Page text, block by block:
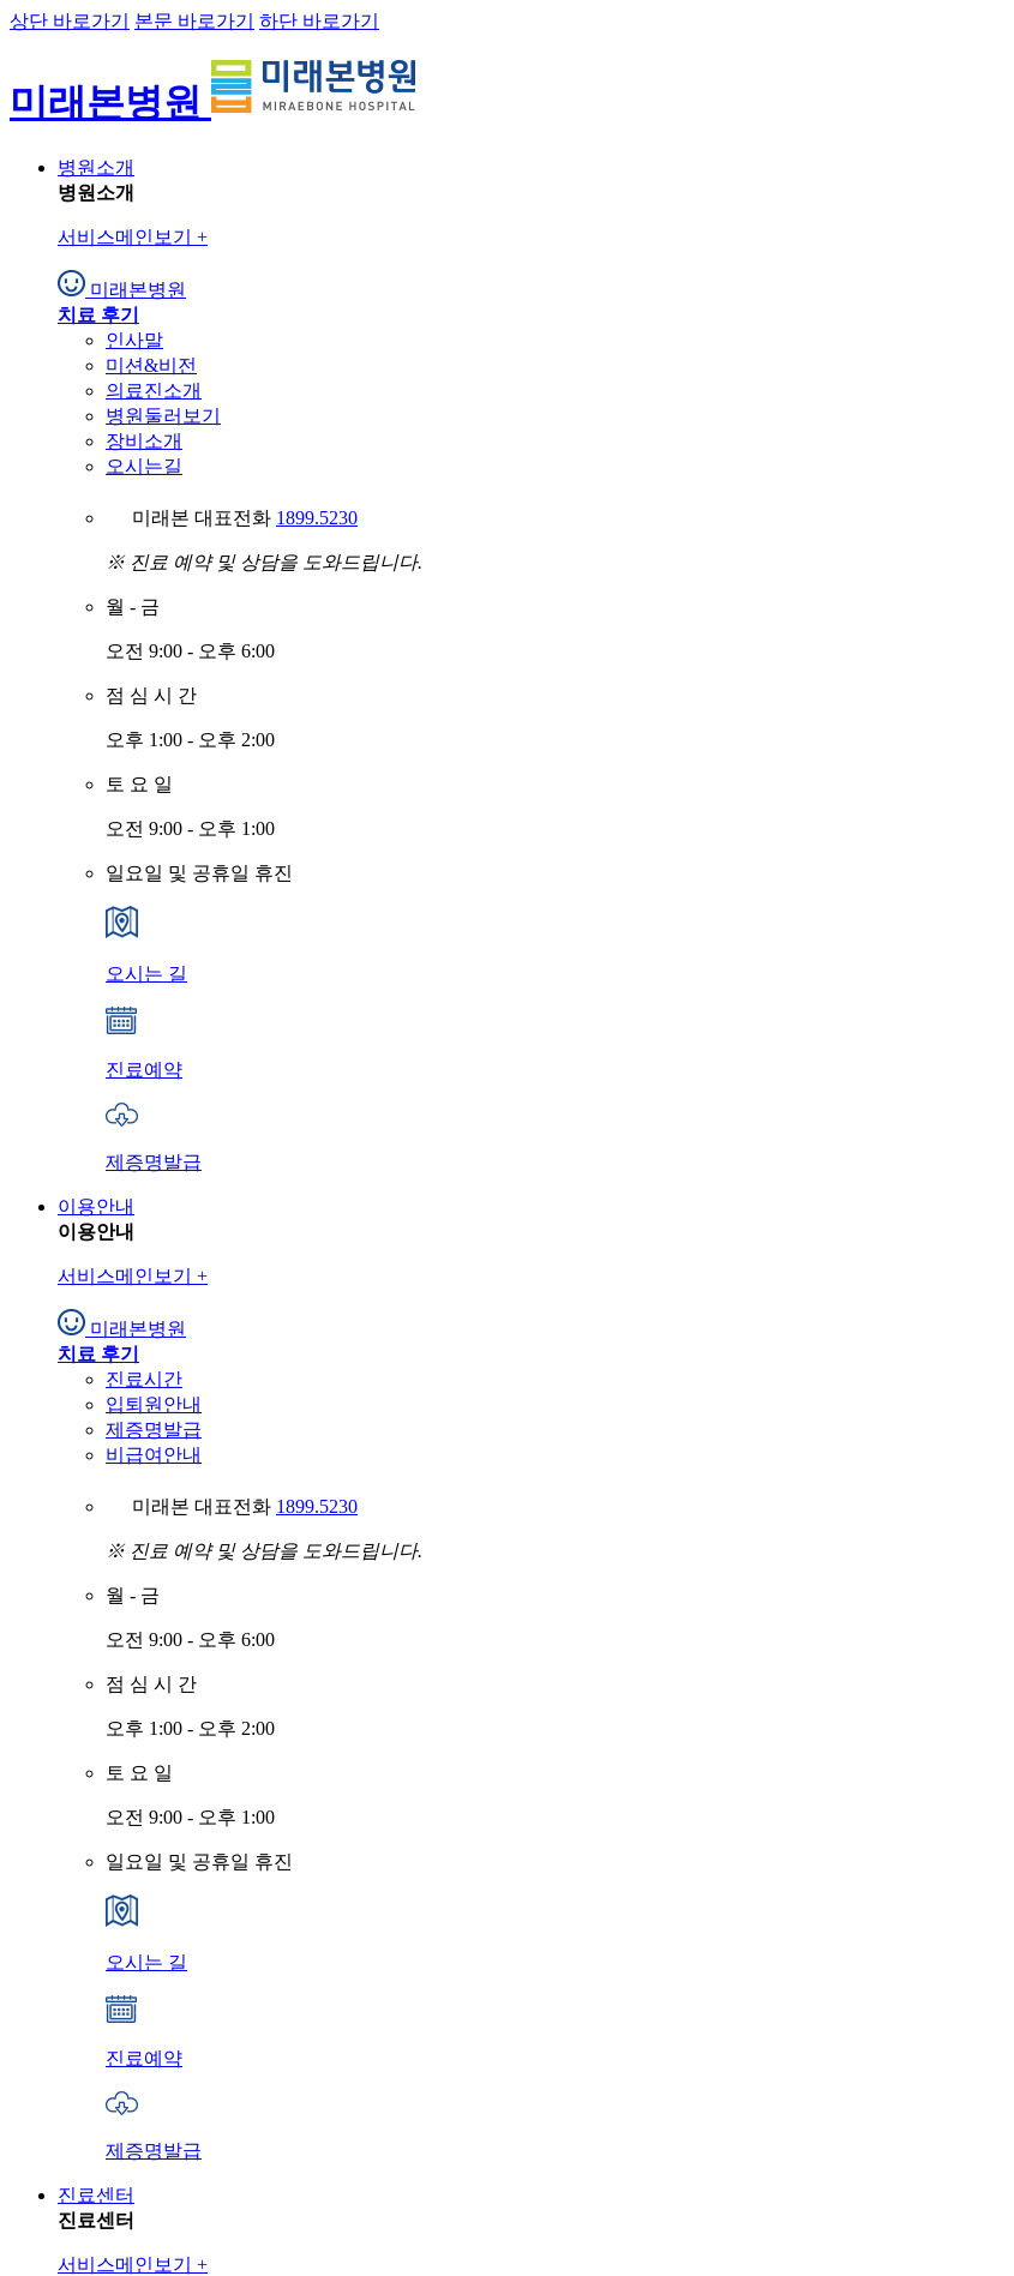
상단 바로가기 본문 바로가기 하단 바로가기
미래본병원
병원소개
병원소개
서비스메인보기 +
미래본병원
치료 후기
인사말
미션&비전
의료진소개
병원둘러보기
장비소개
오시는길
미래본 대표전화 1899.5230
※ 진료 예약 및 상담을 도와드립니다.
월 - 금
오전 9:00 - 오후 6:00
점 심 시 간
오후 1:00 - 오후 2:00
토 요 일
오전 9:00 - 오후 1:00
일요일 및 공휴일 휴진
오시는 길
진료예약
제증명발급
이용안내
이용안내
서비스메인보기 +
미래본병원
치료 후기
진료시간
입퇴원안내
제증명발급
비급여안내
미래본 대표전화 1899.5230
※ 진료 예약 및 상담을 도와드립니다.
월 - 금
오전 9:00 - 오후 6:00
점 심 시 간
오후 1:00 - 오후 2:00
토 요 일
오전 9:00 - 오후 1:00
일요일 및 공휴일 휴진
오시는 길
진료예약
제증명발급
진료센터
진료센터
서비스메인보기 +